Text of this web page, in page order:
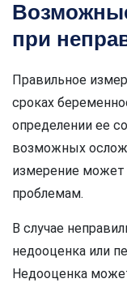
при
Правильное
сроках
определении ее
возможных
измерение может
проблемам.
В случае
недооценка или
Недооценка